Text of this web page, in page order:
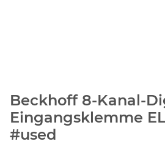
Beckhoff 8-Kanal-
Eingangsklemme
#used